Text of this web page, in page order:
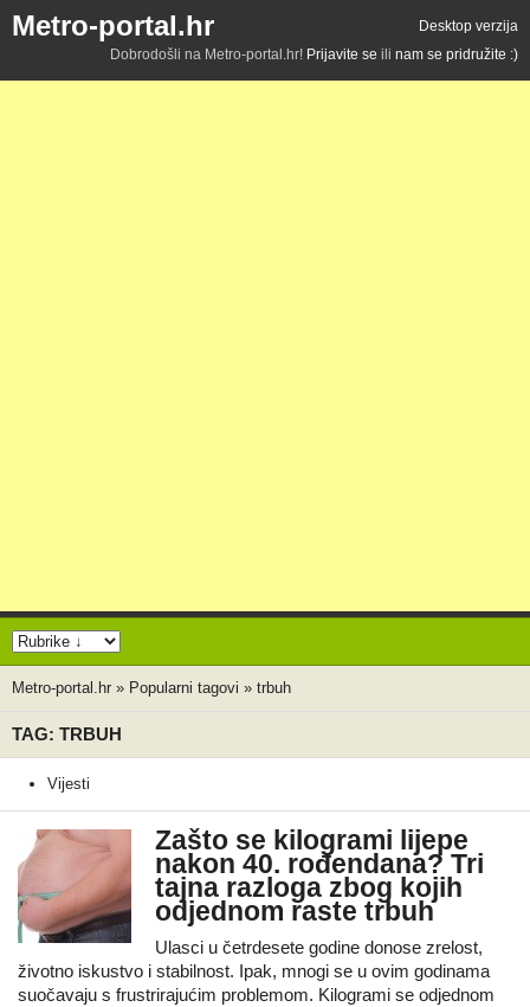
Metro-portal.hr
Desktop verzija
Dobrodošli na Metro-portal.hr! Prijavite se ili nam se pridružite :)
Metro-portal.hr » Popularni tagovi » trbuh
TAG: TRBUH
Vijesti
Zašto se kilogrami lijepe
nakon 40. rođendana? Tri
tajna razloga zbog kojih
odjednom raste trbuh
Ulasci u četrdesete godine donose zrelost,
životno iskustvo i stabilnost. Ipak, mnogi se u ovim godinama
suočavaju s frustrirajućim problemom. Kilogrami se odjednom